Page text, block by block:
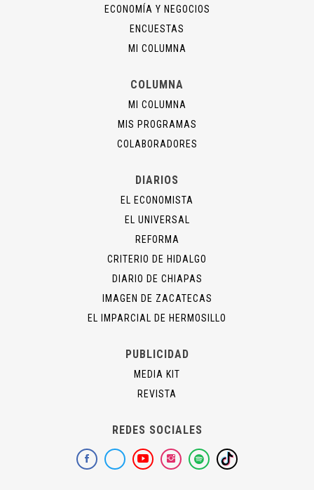
ECONOMÍA Y NEGOCIOS
ENCUESTAS
MI COLUMNA
COLUMNA
MI COLUMNA
MIS PROGRAMAS
COLABORADORES
DIARIOS
EL ECONOMISTA
EL UNIVERSAL
REFORMA
CRITERIO DE HIDALGO
DIARIO DE CHIAPAS
IMAGEN DE ZACATECAS
EL IMPARCIAL DE HERMOSILLO
PUBLICIDAD
MEDIA KIT
REVISTA
REDES SOCIALES